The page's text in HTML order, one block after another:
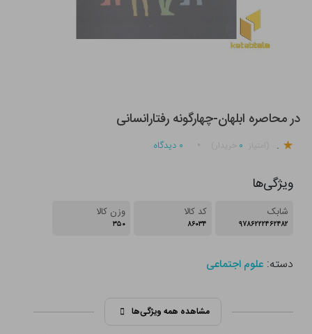
در محاصره ابلهان-چهارگونه رفتارانسانی
. ۰ ۰ دیدگاه
ویژگی‌ها
شابک
۹۷۸۶۲۲۲۴۶۲۴۸۲
کد کالا
۸۶۰۳۴
وزن کالا
۳۵۰
دسته:علوم اجتماعی
مشاهده همه ویژگی‌ها